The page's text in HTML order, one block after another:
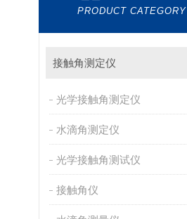
PRODUCT CATEGORY
接触角测定仪
光学接触角测定仪
水滴角测定仪
光学接触角测试仪
接触角仪